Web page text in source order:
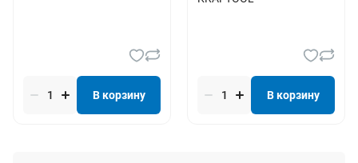
В корзину В корзину